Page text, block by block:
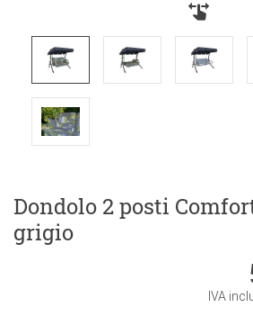
Dondolo 2 posti
grigio
IVA